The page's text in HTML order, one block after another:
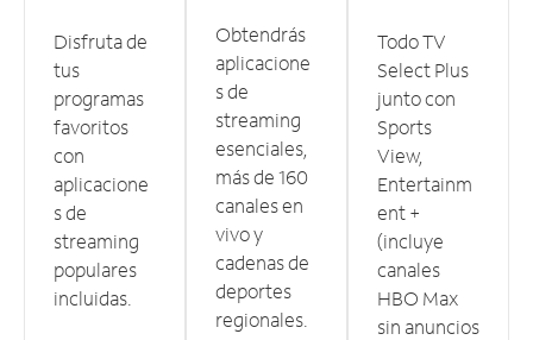
Disfruta de
tus
programas
favoritos
con
aplicacione
s de
streaming
populares
incluidas.
Obtendrás
aplicacione
s de
streaming
esenciales,
más de 160
canales en
vivo y
cadenas de
deportes
regionales.
Todo TV
Select Plus
junto con
Sports
View,
Entertainm
ent +
(incluye
canales
HBO Max
sin anuncios